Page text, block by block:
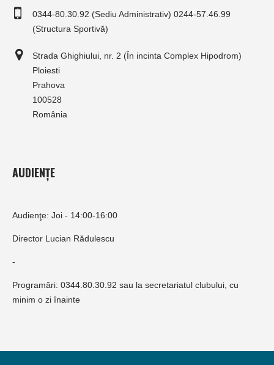
0344-80.30.92 (Sediu Administrativ) 0244-57.46.99
(Structura Sportivă)
Strada Ghighiului, nr. 2 (În incinta Complex Hipodrom)
Ploiesti
Prahova
100528
România
AUDIENȚE
Audienţe: Joi - 14:00-16:00
Director Lucian Rădulescu
-
Programări: 0344.80.30.92 sau la secretariatul clubului, cu
minim o zi înainte